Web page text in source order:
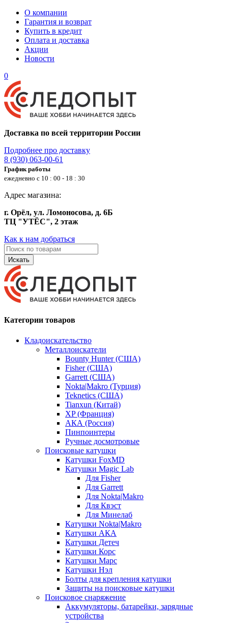
О компании
Гарантия и возврат
Купить в кредит
Оплата и доставка
Акции
Новости
0
Доставка по всей территории России
Подробнее про доставку
8 (930) 063-00-61
График работы
ежедневно с 10 : 00 - 18 : 30
Адрес магазина:
г. Орёл, ул. Ломоносова, д. 6Б
ТЦ "УТЁС", 2 этаж
Как к нам добраться
Искать
Категории товаров
Кладоискательство
Металлоискатели
Bounty Hunter (США)
Fisher (США)
Garrett (США)
Nokta|Makro (Турция)
Teknetics (США)
Tianxun (Китай)
XP (Франция)
АКА (Россия)
Пинпоинтеры
Ручные досмотровые
Поисковые катушки
Катушки FoxMD
Катушки Magic Lab
Для Fisher
Для Garrett
Для Nokta|Makro
Для Квэст
Для Минелаб
Катушки Nokta|Makro
Катушки АКА
Катушки Детеч
Катушки Корс
Катушки Марс
Катушки Нэл
Болты для крепления катушки
Защиты на поисковые катушки
Поисковое снаряжение
Аккумуляторы, батарейки, зарядные
устройства